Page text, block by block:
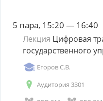
5 пара, 15:20 — 16:40
Лекция Цифровая
государственного
Егоров С.В.
Аудитория 3301